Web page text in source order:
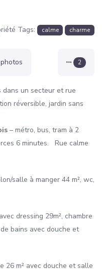
Tags: calme charme
2
un secteur et rue
réversible, jardin sans
– métro, bus, tram à 2
6 minutes. Rue calme
salle à manger 44 m², wc,
dressing 29m², chambre
bains avec douche et
26 m² avec douche et salle